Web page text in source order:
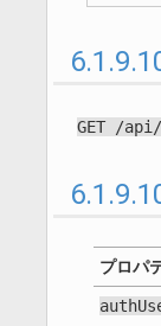
GET /api/
プロパ